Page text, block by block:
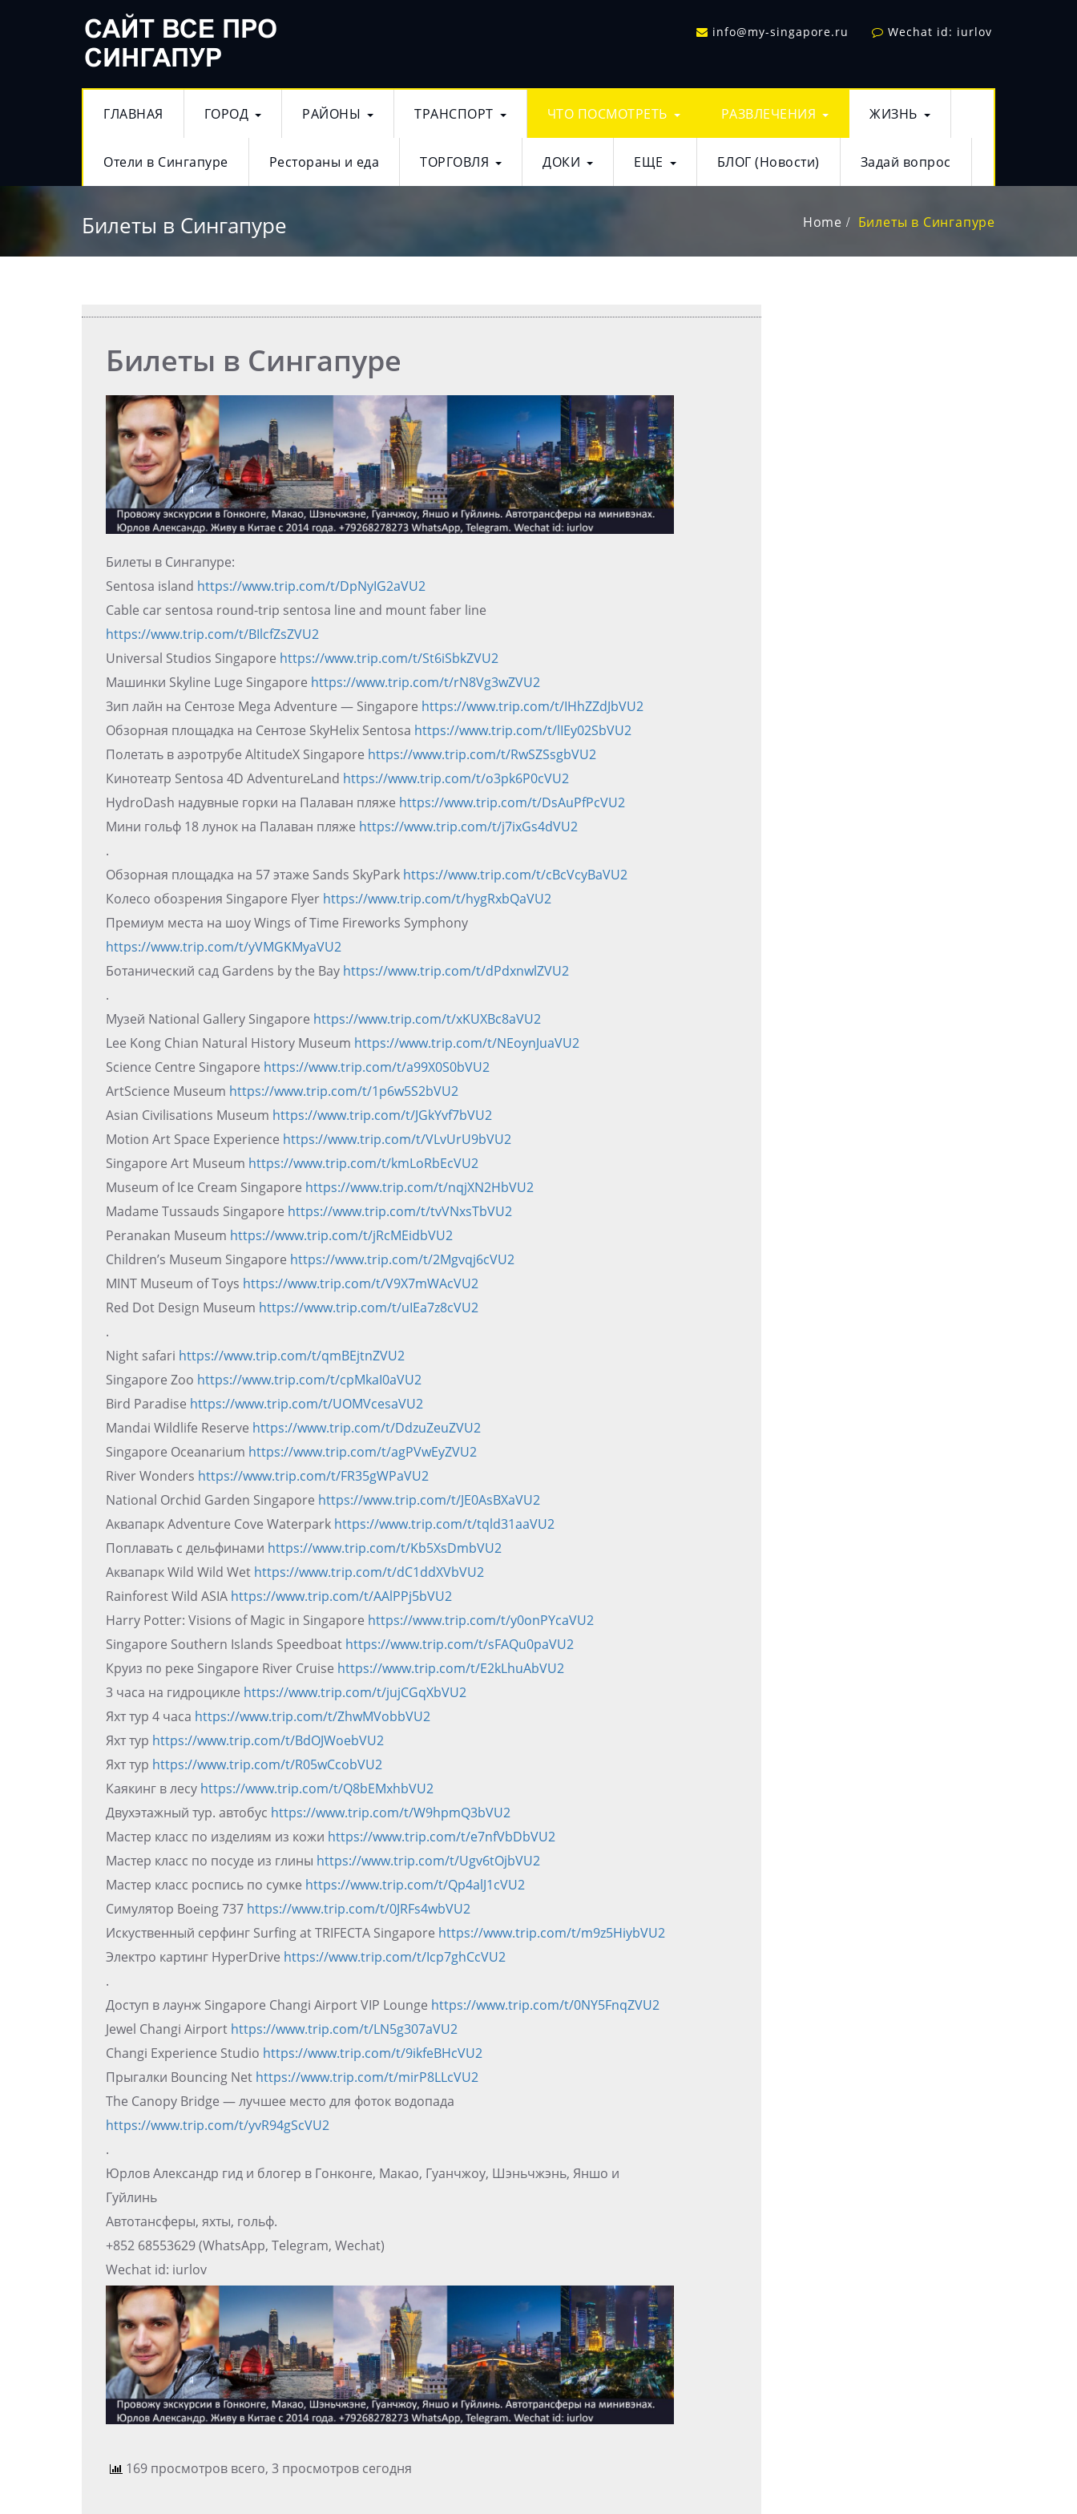
info@my-singapore.ru Wechat id: iurlov
ГЛАВНАЯ ГОРОД РАЙОНЫ ТРАНСПОРТ ЧТО ПОСМОТРЕТЬ РАЗВЛЕЧЕНИЯ ЖИЗНЬ
Отели в Сингапуре Рестораны и еда ТОРГОВЛЯ ДОКИ ЕЩЕ БЛОГ (Новости) Задай вопрос
Билеты в Сингапуре Home Билеты в Сингапуре
Билеты в Сингапуре
Билеты в Сингапуре:
Sentosa island https://www.trip.com/t/DpNyIG2aVU2
Cable car sentosa round-trip sentosa line and mount faber line
https://www.trip.com/t/BIlcfZsZVU2
Universal Studios Singapore https://www.trip.com/t/St6iSbkZVU2
Машинки Skyline Luge Singapore https://www.trip.com/t/rN8Vg3wZVU2
Зип лайн на Сентозе Mega Adventure — Singapore https://www.trip.com/t/IHhZZdJbVU2
Обзорная площадка на Сентозе SkyHelix Sentosa https://www.trip.com/t/lIEy02SbVU2
Полетать в аэротрубе AltitudeX Singapore https://www.trip.com/t/RwSZSsgbVU2
Кинотеатр Sentosa 4D AdventureLand https://www.trip.com/t/o3pk6P0cVU2
HydroDash надувные горки на Палаван пляже https://www.trip.com/t/DsAuPfPcVU2
Мини гольф 18 лунок на Палаван пляже https://www.trip.com/t/j7ixGs4dVU2
.
Обзорная площадка на 57 этаже Sands SkyPark https://www.trip.com/t/cBcVcyBaVU2
Колесо обозрения Singapore Flyer https://www.trip.com/t/hygRxbQaVU2
Премиум места на шоу Wings of Time Fireworks Symphony
https://www.trip.com/t/yVMGKMyaVU2
Ботанический сад Gardens by the Bay https://www.trip.com/t/dPdxnwlZVU2
.
Музей National Gallery Singapore https://www.trip.com/t/xKUXBc8aVU2
Lee Kong Chian Natural History Museum https://www.trip.com/t/NEoynJuaVU2
Science Centre Singapore https://www.trip.com/t/a99X0S0bVU2
ArtScience Museum https://www.trip.com/t/1p6w5S2bVU2
Asian Civilisations Museum https://www.trip.com/t/JGkYvf7bVU2
Motion Art Space Experience https://www.trip.com/t/VLvUrU9bVU2
Singapore Art Museum https://www.trip.com/t/kmLoRbEcVU2
Museum of Ice Cream Singapore https://www.trip.com/t/nqjXN2HbVU2
Madame Tussauds Singapore https://www.trip.com/t/tvVNxsTbVU2
Peranakan Museum https://www.trip.com/t/jRcMEidbVU2
Children’s Museum Singapore https://www.trip.com/t/2Mgvqj6cVU2
MINT Museum of Toys https://www.trip.com/t/V9X7mWAcVU2
Red Dot Design Museum https://www.trip.com/t/uIEa7z8cVU2
.
Night safari https://www.trip.com/t/qmBEjtnZVU2
Singapore Zoo https://www.trip.com/t/cpMkaI0aVU2
Bird Paradise https://www.trip.com/t/UOMVcesaVU2
Mandai Wildlife Reserve https://www.trip.com/t/DdzuZeuZVU2
Singapore Oceanarium https://www.trip.com/t/agPVwEyZVU2
River Wonders https://www.trip.com/t/FR35gWPaVU2
National Orchid Garden Singapore https://www.trip.com/t/JE0AsBXaVU2
Аквапарк Adventure Cove Waterpark https://www.trip.com/t/tqld31aaVU2
Поплавать с дельфинами https://www.trip.com/t/Kb5XsDmbVU2
Аквапарк Wild Wild Wet https://www.trip.com/t/dC1ddXVbVU2
Rainforest Wild ASIA https://www.trip.com/t/AAlPPj5bVU2
Harry Potter: Visions of Magic in Singapore https://www.trip.com/t/y0onPYcaVU2
Singapore Southern Islands Speedboat https://www.trip.com/t/sFAQu0paVU2
Круиз по реке Singapore River Cruise https://www.trip.com/t/E2kLhuAbVU2
3 часа на гидроцикле https://www.trip.com/t/jujCGqXbVU2
Яхт тур 4 часа https://www.trip.com/t/ZhwMVobbVU2
Яхт тур https://www.trip.com/t/BdOJWoebVU2
Яхт тур https://www.trip.com/t/R05wCcobVU2
Каякинг в лесу https://www.trip.com/t/Q8bEMxhbVU2
Двухэтажный тур. автобус https://www.trip.com/t/W9hpmQ3bVU2
Мастер класс по изделиям из кожи https://www.trip.com/t/e7nfVbDbVU2
Мастер класс по посуде из глины https://www.trip.com/t/Ugv6tOjbVU2
Мастер класс роспись по сумке https://www.trip.com/t/Qp4alJ1cVU2
Симулятор Boeing 737 https://www.trip.com/t/0JRFs4wbVU2
Искуственный серфинг Surfing at TRIFECTA Singapore https://www.trip.com/t/m9z5HiybVU2
Электро картинг HyperDrive https://www.trip.com/t/Icp7ghCcVU2
.
Доступ в лаунж Singapore Changi Airport VIP Lounge https://www.trip.com/t/0NY5FnqZVU2
Jewel Changi Airport https://www.trip.com/t/LN5g307aVU2
Changi Experience Studio https://www.trip.com/t/9ikfeBHcVU2
Прыгалки Bouncing Net https://www.trip.com/t/mirP8LLcVU2
The Canopy Bridge — лучшее место для фоток водопада
https://www.trip.com/t/yvR94gScVU2
.
Юрлов Александр гид и блогер в Гонконге, Макао, Гуанчжоу, Шэньчжэнь, Яншо и
Гуйлинь
Автотансферы, яхты, гольф.
+852 68553629 (WhatsApp, Telegram, Wechat)
Wechat id: iurlov
169 просмотров всего, 3 просмотров сегодня